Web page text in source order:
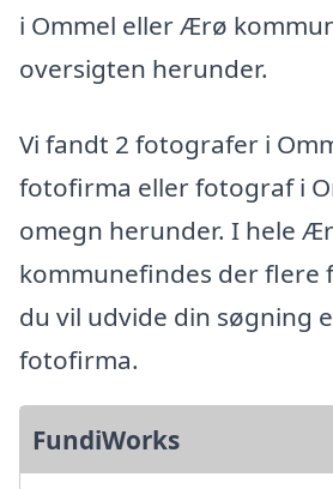
i Ommel eller Ærø
oversigten herunder.
Vi fandt 2 fotografer i
fotofirma eller fotograf i
omegn herunder. I hele
kommunefindes der flere
du vil udvide din søgning
fotofirma.
FundiWorks